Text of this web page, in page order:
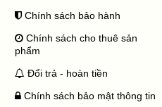
Chính sách bảo hành
Chính sách cho thuê sản
phẩm
Đổi trả - hoàn tiền
Chính sách bảo mật thông tin